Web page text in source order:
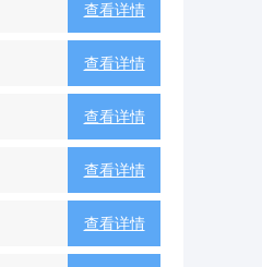
查看详情
查看详情
查看详情
查看详情
查看详情